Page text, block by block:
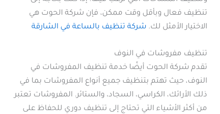
تنظيف فعال وبأقل وقت ممكن، فإن شركة الحوت هي
الاختيار الأمثل لك. شركة تنظيف بالساعة في الشارقة
تنظيف مفروشات في النوف
تقدم شركة الحوت أيضًا خدمة تنظيف المفروشات في
النوف، حيث تهتم بتنظيف جميع أنواع المفروشات بما في
ذلك الأرائك، الكراسي، السجاد، والستائر. المفروشات تعتبر
من أكثر الأشياء التي تحتاج إلى تنظيف دوري للحفاظ على